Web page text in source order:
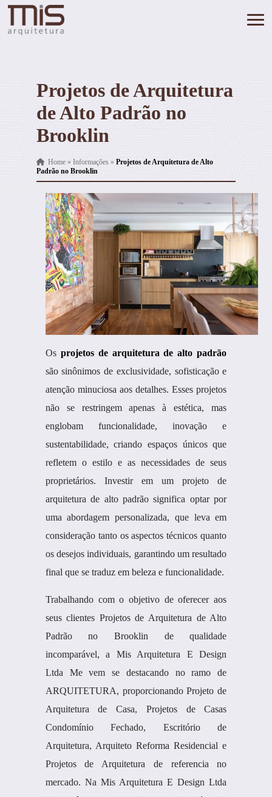
Projetos de Arquitetura
de Alto Padrão no
Brooklin
Home» Informações » Projetos de Arquitetura de Alto
Padrão no Brooklin
Os projetos de arquitetura de alto padrão
são sinônimos de exclusividade, sofisticação e
atenção minuciosa aos detalhes. Esses projetos
não se restringem apenas à estética, mas
englobam funcionalidade, inovação e
sustentabilidade, criando espaços únicos que
refletem o estilo e as necessidades de seus
proprietários. Investir em um projeto de
arquitetura de alto padrão significa optar por
uma abordagem personalizada, que leva em
consideração tanto os aspectos técnicos quanto
os desejos individuais, garantindo um resultado
final que se traduz em beleza e funcionalidade.
Trabalhando com o objetivo de oferecer aos
seus clientes Projetos de Arquitetura de Alto
Padrão no Brooklin de qualidade
incomparável, a Mis Arquitetura E Design
Ltda Me vem se destacando no ramo de
ARQUITETURA, proporcionando Projeto de
Arquitetura de Casa, Projetos de Casas
Condomínio Fechado, Escritório de
Arquitetura, Arquiteto Reforma Residencial e
Projetos de Arquitetura de referencia no
mercado. Na Mis Arquitetura E Design Ltda